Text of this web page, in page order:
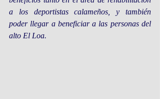
a los deportistas calameños, y también
poder llegar a beneficiar a las personas del
alto El Loa.